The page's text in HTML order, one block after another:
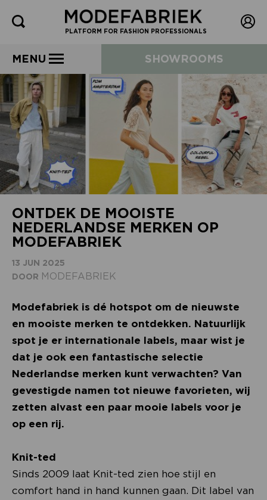
PLATFORM FOR FASHION PROFESSIONALS
MENU SHOWROOMS
ONTDEK DE MOOISTE
NEDERLANDSE MERKEN OP
MODEFABRIEK
13 JUN 2025
DOOR MODEFABRIEK
Modefabriek is dé hotspot om de nieuwste
en mooiste merken te ontdekken. Natuurlijk
spot je er internationale labels, maar wist je
dat je ook een fantastische selectie
Nederlandse merken kunt verwachten? Van
gevestigde namen tot nieuwe favorieten, wij
zetten alvast een paar mooie labels voor je
op een rij.
Knit-ted
Sinds 2009 laat Knit-ted zien hoe stijl en
comfort hand in hand kunnen gaan. Dit label van